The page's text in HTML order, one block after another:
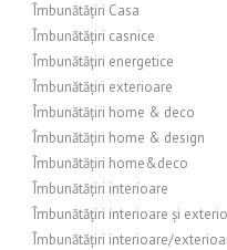
Îmbunătățiri Casa
Îmbunătățiri casnice
Îmbunătățiri energetice
Îmbunătățiri exterioare
Îmbunătățiri home & deco
Îmbunătățiri home & design
Îmbunătățiri home&deco
Îmbunătățiri interioare
Îmbunătățiri interioare și
Îmbunătățiri interioare/